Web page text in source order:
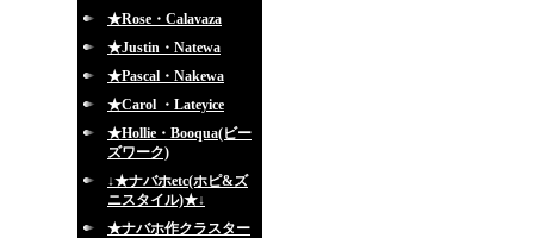
★Rose・Calavaza
★Justin・Natewa
★Pascal・Nakewa
★Carol ・Lateyice
★Hollie・Booqua(ビー
ズワーク)
↓★ナバホetc(ホピ&ズ
ニスタイル)★↓
★ナバホ作クラスター